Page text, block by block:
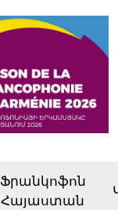
Ֆրանկոֆոն
Հայաստան